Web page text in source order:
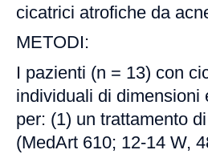
cicatrici atrofiche da
METODI:
I pazienti (n = 13) con
individuali di dimensioni
per: (1) un trattamento
(MedArt 610; 12-14 W,